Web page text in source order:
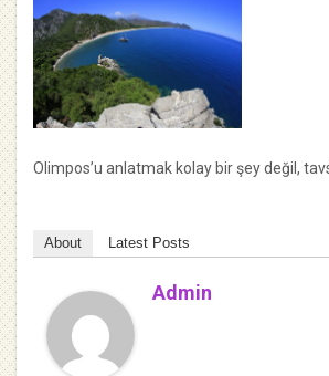
Olimpos’u anlatmak kolay bir şey değil,
About Latest Posts
Admin